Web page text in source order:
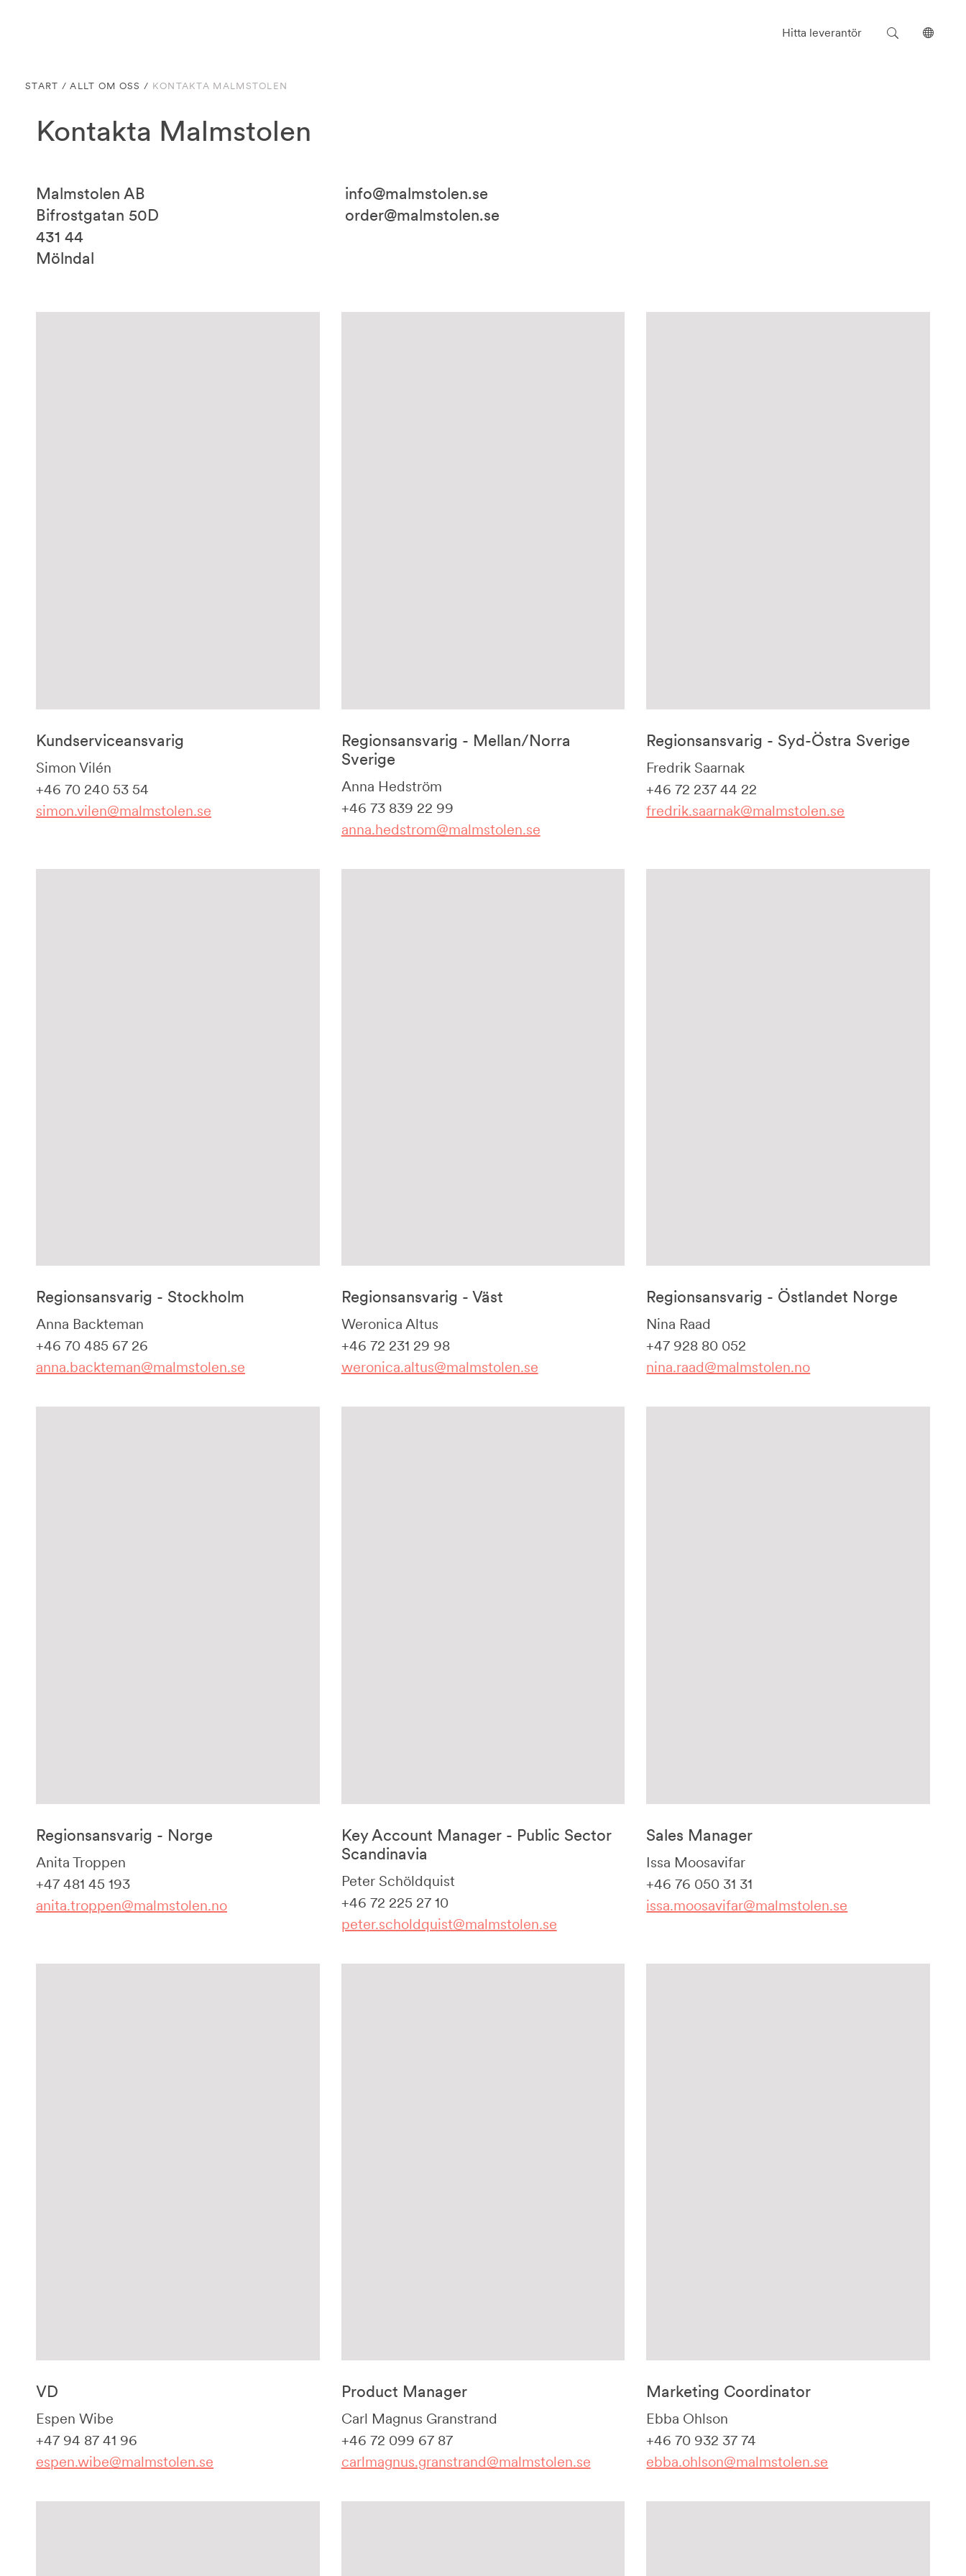
Hitta leverantör
Sök
Välj
START /ALLT OM OSS / KONTAKTA MALMSTOLEN
Kontakta Malmstolen
Malmstolen AB
Bifrostgatan 50D
431 44
Mölndal
info@malmstolen.se
order@malmstolen.se
Kundserviceansvarig
Simon Vilén
+46 70 240 53 54
simon.vilen@malmstolen.se
Regionsansvarig - Mellan/Norra
Sverige
Anna Hedström
+46 73 839 22 99
anna.hedstrom@malmstolen.se
Regionsansvarig - Syd-Östra Sverige
Fredrik Saarnak
+46 72 237 44 22
fredrik.saarnak@malmstolen.se
Regionsansvarig - Stockholm
Anna Backteman
+46 70 485 67 26
anna.backteman@malmstolen.se
Regionsansvarig - Väst
Weronica Altus
+46 72 231 29 98
weronica.altus@malmstolen.se
Regionsansvarig - Östlandet Norge
Nina Raad
+47 928 80 052
nina.raad@malmstolen.no
Regionsansvarig - Norge
Anita Troppen
+47 481 45 193
anita.troppen@malmstolen.no
Key Account Manager - Public Sector
Scandinavia
Peter Schöldquist
+46 72 225 27 10
peter.scholdquist@malmstolen.se
Sales Manager
Issa Moosavifar
+46 76 050 31 31
issa.moosavifar@malmstolen.se
VD
Espen Wibe
+47 94 87 41 96
espen.wibe@malmstolen.se
Product Manager
Carl Magnus Granstrand
+46 72 099 67 87
carlmagnus.granstrand@malmstolen.se
Marketing Coordinator
Ebba Ohlson
+46 70 932 37 74
ebba.ohlson@malmstolen.se